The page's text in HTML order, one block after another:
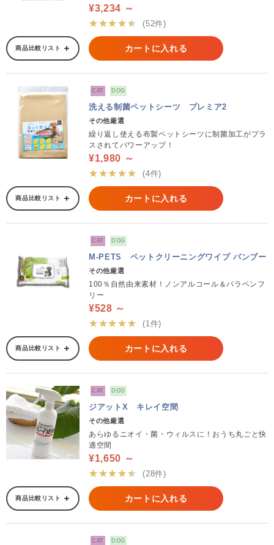
¥3,234 ～
★★★★★
(52件)
商品比較リスト カートに入れる
CAT DOG
洗える制菌ペットシーツ プレミア2
その他厳選
繰り返し使える布製ペットシーツに制菌加工がプラ
スされてパワーアップ！
¥1,980 ～
★★★★★
(4件)
商品比較リスト カートに入れる
CAT DOG
M-PETS ペットクリーニングワイプ バンブー
その他厳選
100％自然由来素材！ノンアルコール＆パラベンフ
リー
¥528 ～
★★★★★
(1件)
商品比較リスト カートに入れる
CAT DOG
ジアットX キレイ空間
その他厳選
あらゆるニオイ・菌・ウィルスに！おうち丸ごと快
適空間
¥1,650 ～
★★★★★
(28件)
商品比較リスト カートに入れる
CAT DOG